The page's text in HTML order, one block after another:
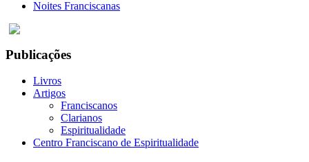
Noites Franciscanas
Publicações
Livros
Artigos
Franciscanos
Clarianos
Espiritualidade
Centro Franciscano de Espiritualidade